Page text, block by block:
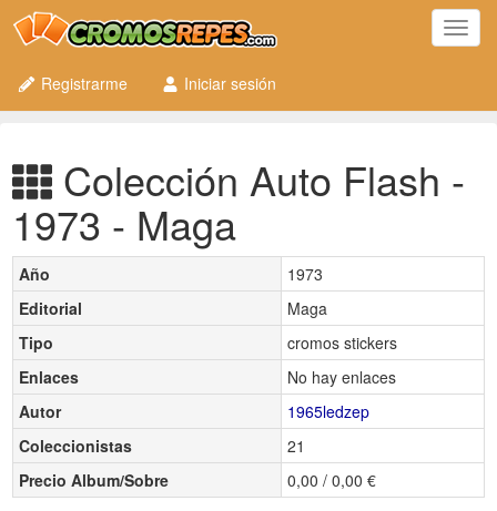
Registrarme
Iniciar sesión
Colección Auto Flash -
1973 - Maga
Año
1973
Editorial
Maga
Tipo
cromos stickers
Enlaces
No hay enlaces
Autor
1965ledzep
Coleccionistas
21
Precio Album/Sobre
0,00 / 0,00 €